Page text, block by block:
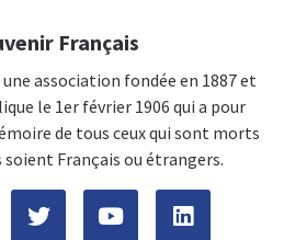
Français
association fondée en 1887 et
le 1er février 1906 qui a pour
de tous ceux qui sont morts
soient Français ou étrangers.